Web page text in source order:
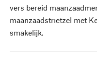
vers bereid
maanzaadstrietzel met
smakelijk.